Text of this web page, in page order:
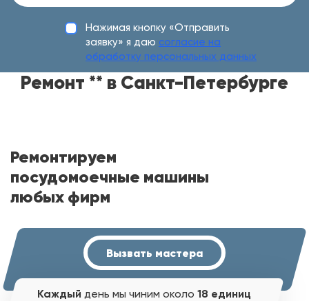
Нажимая кнопку «Отправить
заявку» я даю согласие на
обработку персональных данных
Ремонт ** в Санкт-Петербурге
Ремонтируем
посудомоечные машины
любых фирм
Вызвать мастера
Каждый день мы чиним около 18 единиц